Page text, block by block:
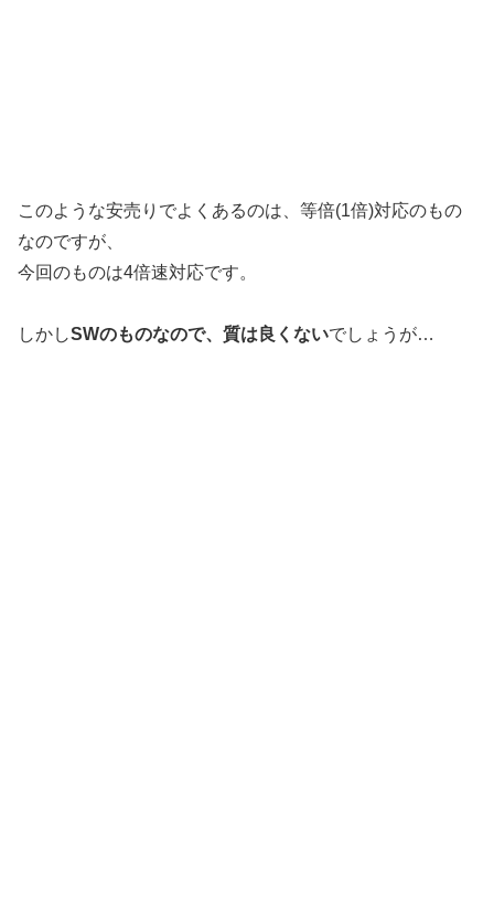
このような安売りでよくあるのは、等倍(1倍)対応のもの
なのですが、
今回のものは4倍速対応です。
しかしSWのものなので、質は良くないでしょうが…